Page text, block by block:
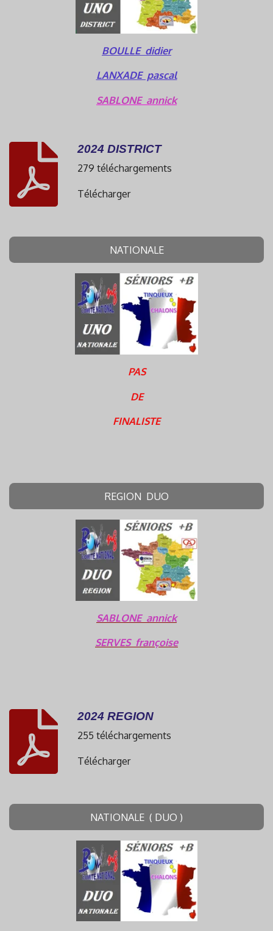
BOULLE didier
LANXADE pascal
SABLONE annick
2024 DISTRICT
279 téléchargements
Télécharger
NATIONALE
PAS
DE
FINALISTE
REGION DUO
SABLONE annick
SERVES françoise
2024 REGION
255 téléchargements
Télécharger
NATIONALE ( DUO )